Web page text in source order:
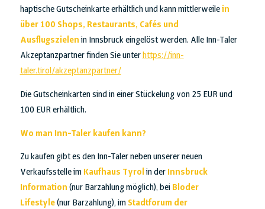
haptische Gutscheinkarte erhältlich und kann mittlerweilein
über 100 Shops, Restaurants, Cafés und
Ausflugszielen in Innsbruck eingelöst werden. Alle Inn-Taler
Akzeptanzpartner finden Sie unterhttps://inn-
taler.tirol/akzeptanzpartner/
Die Gutscheinkarten sind in einer Stückelung von 25 EUR und
100 EUR erhältlich.
Wo man Inn-Taler kaufen kann?
Zu kaufen gibt es den Inn-Taler neben unserer neuen
Verkaufsstelle im Kaufhaus Tyrol in der Innsbruck
Information (nur Barzahlung möglich), bei Bloder
Lifestyle(nur Barzahlung), im Stadtforum der